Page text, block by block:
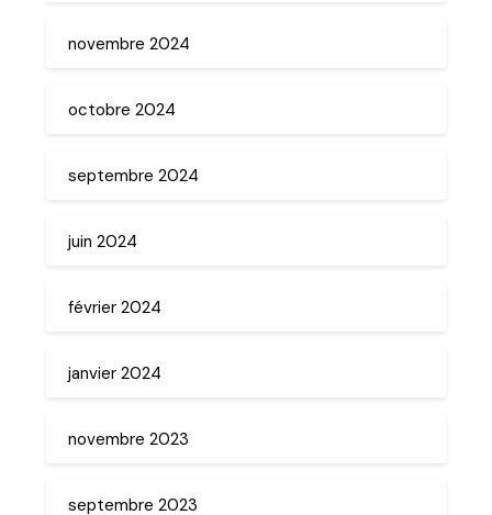
novembre 2024
octobre 2024
septembre 2024
juin 2024
février 2024
janvier 2024
novembre 2023
septembre 2023